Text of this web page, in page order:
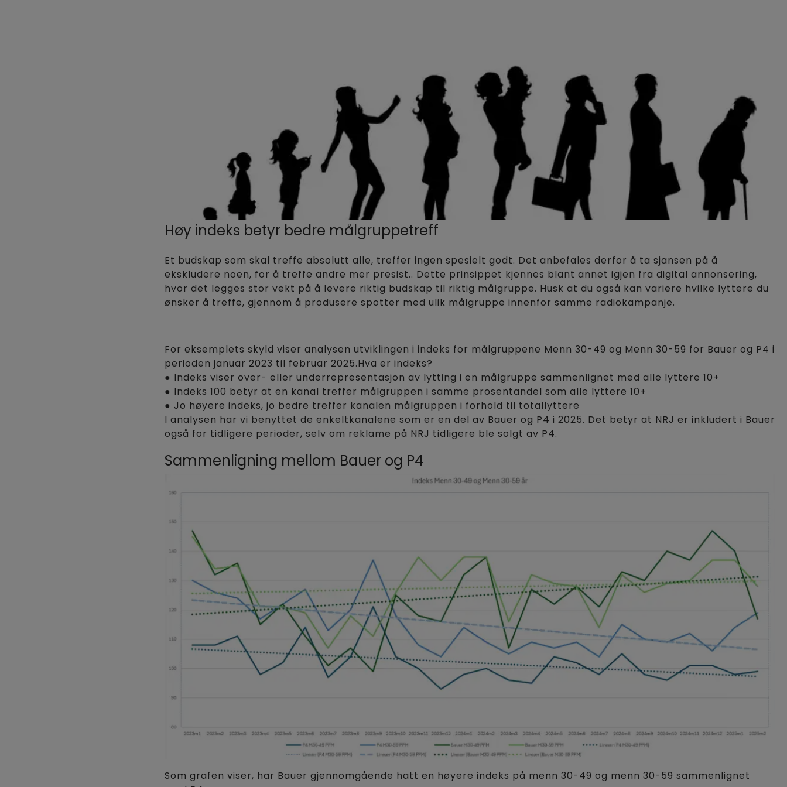
Høy indeks betyr bedre målgruppetreff
Et budskap som skal treffe absolutt alle, treffer ingen spesielt godt. Det anbefales derfor å ta sjansen på å
ekskludere noen, for å treffe andre mer presist.. Dette prinsippet kjennes blant annet igjen fra digital annonsering,
hvor det legges stor vekt på å levere riktig budskap til riktig målgruppe. Husk at du også kan variere hvilke lyttere du
ønsker å treffe, gjennom å produsere spotter med ulik målgruppe innenfor samme radiokampanje.
For eksemplets skyld viser analysen utviklingen i indeks for målgruppene Menn 30-49 og Menn 30-59 for Bauer og P4 i
perioden januar 2023 til februar 2025.Hva er indeks?
● Indeks viser over- eller underrepresentasjon av lytting i en målgruppe sammenlignet med alle lyttere 10+
● Indeks 100 betyr at en kanal treffer målgruppen i samme prosentandel som alle lyttere 10+
● Jo høyere indeks, jo bedre treffer kanalen målgruppen i forhold til totallyttere
I analysen har vi benyttet de enkeltkanalene som er en del av Bauer og P4 i 2025. Det betyr at NRJ er inkludert i Bauer
også for tidligere perioder, selv om reklame på NRJ tidligere ble solgt av P4.
Sammenligning mellom Bauer og P4
Som grafen viser, har Bauer gjennomgående hatt en høyere indeks på menn 30-49 og menn 30-59 sammenlignet